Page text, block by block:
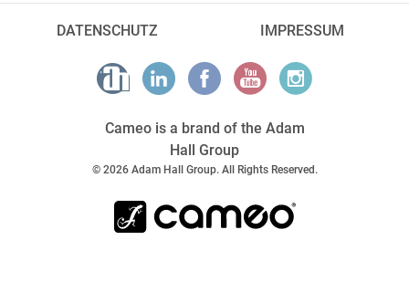
DATENSCHUTZ IMPRESSUM
Cameo is a brand of the Adam
Hall Group
© 2026 Adam Hall Group. All Rights Reserved.